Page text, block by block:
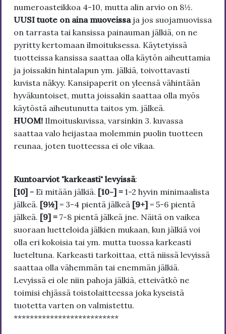
numeroasteikkoa 4-10, mutta alin arvio on 8½.
UUSI tuote on aina muoveissa ja jos suojamuovissa
on tarrasta tai kansissa painauman jälkiä, on ne
pyritty kertomaan ilmoituksessa. Käytetyissä
tuotteissa kansissa saattaa olla käytön aiheuttamia
ja joissakin hintalapun ym. jälkiä, toivottavasti
kuvista näkyy. Kansipaperit on yleensä vähintään
hyväkuntoiset, mutta joissakin saattaa olla myös
käytöstä aiheutunutta taitos ym. jälkeä.
HUOM! Ilmoituskuvissa, varsinkin 3. kuvassa
saattaa valo heijastaa molemmin puolin tuotteen
reunaa, joten tuotteessa ei ole vikaa.
Kuntoarviot "karkeasti" levyissä:
[10] = Ei mitään jälkiä. [10-] = 1-2 hyvin minimaalista
jälkeä. [9½] = 3-4 pientä jälkeä [9+] = 5-6 pientä
jälkeä. [9] = 7-8 pientä jälkeä jne. Näitä on vaikea
suoraan luetteloida jälkien mukaan, kun jälkiä voi
olla eri kokoisia tai ym. mutta tuossa karkeasti
lueteltuna. Karkeasti tarkoittaa, että niissä levyissä
saattaa olla vähemmän tai enemmän jälkiä.
Levyissä ei ole niin pahoja jälkiä, etteivätkö ne
toimisi ehjässä toistolaitteessa joka kyseistä
tuotetta varten on valmistettu.
**************************